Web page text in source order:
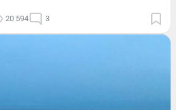
20 594 3